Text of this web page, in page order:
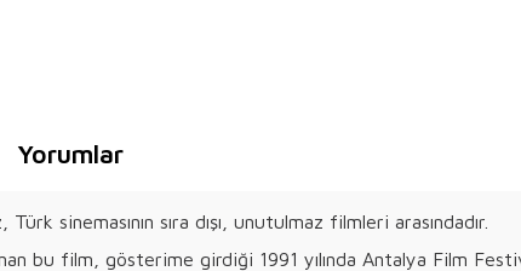
Yorumlar
sinemasının sıra dışı, unutulmaz filmleri arasındadır.
bu film, gösterime girdiği 1991 yılında Antalya Film